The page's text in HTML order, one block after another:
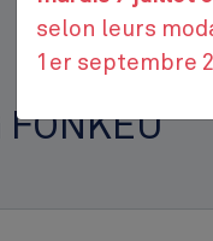
selon leurs
1er septembre